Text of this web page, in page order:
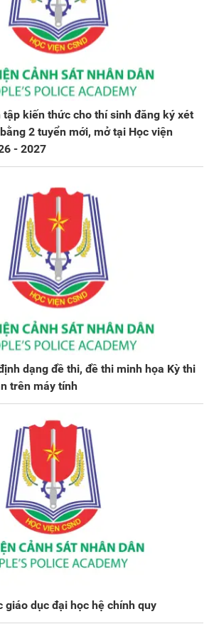
tập kiến thức cho thí sinh đăng ký xét
2 tuyển mới, mở tại Học viện
- 2027
dạng đề thi, đề thi minh họa Kỳ thi
trên máy tính
giáo dục đại học hệ chính quy